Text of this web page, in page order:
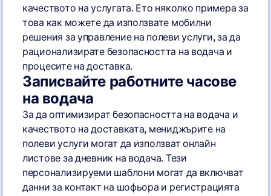
качеството на услугата. Ето няколко примера за
това как можете да използвате мобилни
решения за управление на полеви услуги, за да
рационализирате безопасността на водача и
процесите на доставка.
Записвайте работните часове
на водача
За да оптимизират безопасността на водача и
качеството на доставката, мениджърите на
полеви услуги могат да използват онлайн
листове за дневник на водача. Тези
персонализируеми шаблони могат да включват
данни за контакт на шофьора и регистрацията